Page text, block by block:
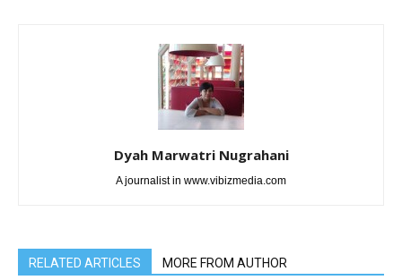
Dyah Marwatri Nugrahani
A journalist in www.vibizmedia.com
RELATED ARTICLES MORE FROM AUTHOR